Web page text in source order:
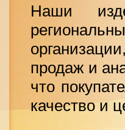
Наши
продаж и
что
качество и